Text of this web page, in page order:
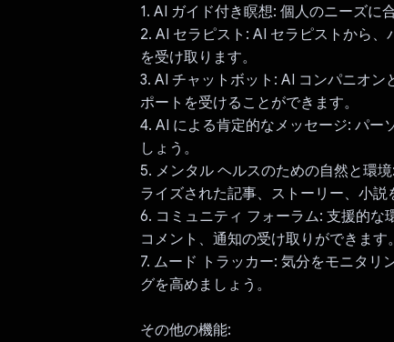
1. AI ガイド付き瞑想: 個人のニーズに
2. AI セラピスト: AI セラピストから
を受け取ります。
3. AI チャットボット: AI コンパニオ
ポートを受けることができます。
4. AI による肯定的なメッセージ: パー
しょう。
5. メンタル ヘルスのための自然と環
ライズされた記事、ストーリー、小説
6. コミュニティ フォーラム: 支援的な
コメント、通知の受け取りができます。
7. ムード トラッカー: 気分をモニタ
グを高めましょう。
その他の機能: